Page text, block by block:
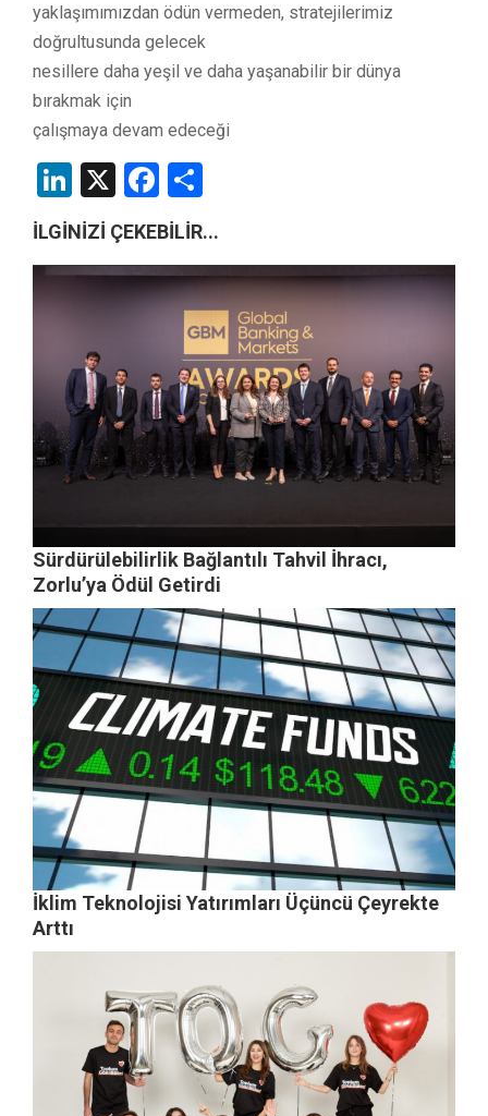
yaklaşımımızdan ödün vermeden, stratejilerimiz
doğrultusunda gelecek
nesillere daha yeşil ve daha yaşanabilir bir dünya
bırakmak için
çalışmaya devam edeceği
LinkedIn
X Facebook
İLGİNİZİ ÇEKEBİLİR...
Sürdürülebilirlik Bağlantılı Tahvil İhracı,
Zorlu’ya Ödül Getirdi
İklim Teknolojisi Yatırımları Üçüncü Çeyrekte
Arttı